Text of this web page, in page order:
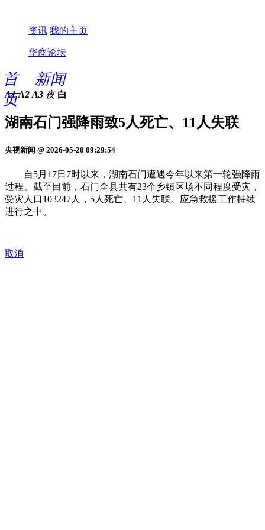
资讯 我的主页
华商论坛
首
页
新闻
A1 A2 A3 夜 白
湖南石门强降雨致5人死亡、11人失联
央视新闻 @ 2026-05-20 09:29:54
自5月17日7时以来，湖南石门遭遇今年以来第一轮强降雨
过程。截至目前，石门全县共有23个乡镇区场不同程度受灾，
受灾人口103247人，5人死亡、11人失联。应急救援工作持续
进行之中。
取消